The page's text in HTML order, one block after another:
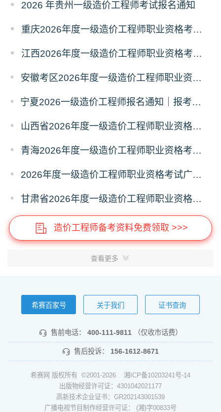
2026 年贵州一级造价工程师考试报名通知
重庆2026年度一级造价工程师职业资格考试报名通告
江西2026年度一级造价工程师职业资格考试报名通知
安徽考区2026年度一级造价工程师职业资格考试报名通知
宁夏2026一级造价工程师报名通知｜报考条件、时间、流程全整理
山西省2026年度一级造价工程师职业资格考试考务工作通知
青海2026年度一级造价工程师职业资格考试报名安排通知
2026年度一级造价工程师职业资格考试广西考区考务工作通知
甘肃省2026年度一级造价工程师职业资格考试报名工作通知
造价工程师备考资料免费领取 >>>
查看更多
希赛百家号 关于我们 证书查询
售前电话： 400-111-9811 （仅收市话费）
售后投诉： 156-1612-8671
希赛网 版权所有 ©2001-2026 湘ICP备10203241号-14
出版物经营许可证：4301042021177
高新技术企业证书：GR202143001539
广播电视节目制作经营许可证： (湘)字00833号